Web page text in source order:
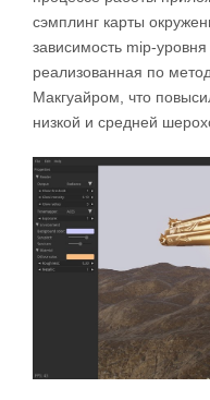
сэмплинг карты
зависимость mip-уровня
реализованная по
Макгуайром, что
низкой и средней